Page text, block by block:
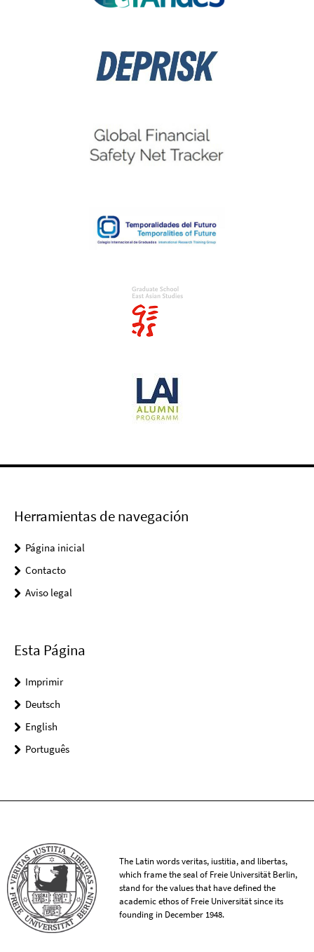
Herramientas de navegación
Página inicial
Contacto
Aviso legal
Esta Página
Imprimir
Deutsch
English
Português
The Latin words veritas, iustitia, and libertas,
which frame the seal of Freie Universität Berlin,
stand for the values that have defined the
academic ethos of Freie Universität since its
founding in December 1948.